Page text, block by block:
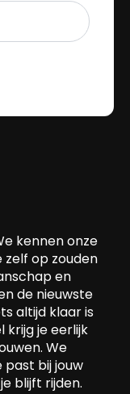
kennen onze
zelf op zouden
en
de nieuwste
altijd klaar is
krijg je eerlijk
We
past bij jouw
blijft rijden.